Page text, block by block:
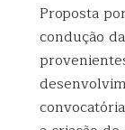
Proposta
condução